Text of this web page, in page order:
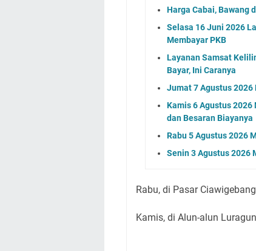
Harga Cabai, Bawang
Selasa 16 Juni 2026
Membayar PKB
Layanan Samsat
Bayar, Ini Caranya
Jumat 7 Agustus
Kamis 6 Agustus
dan Besaran Biayanya
Rabu 5 Agustus 2026
Senin 3 Agustus 2026
Rabu, di Pasar Ciawigebang
Kamis, di Alun-alun